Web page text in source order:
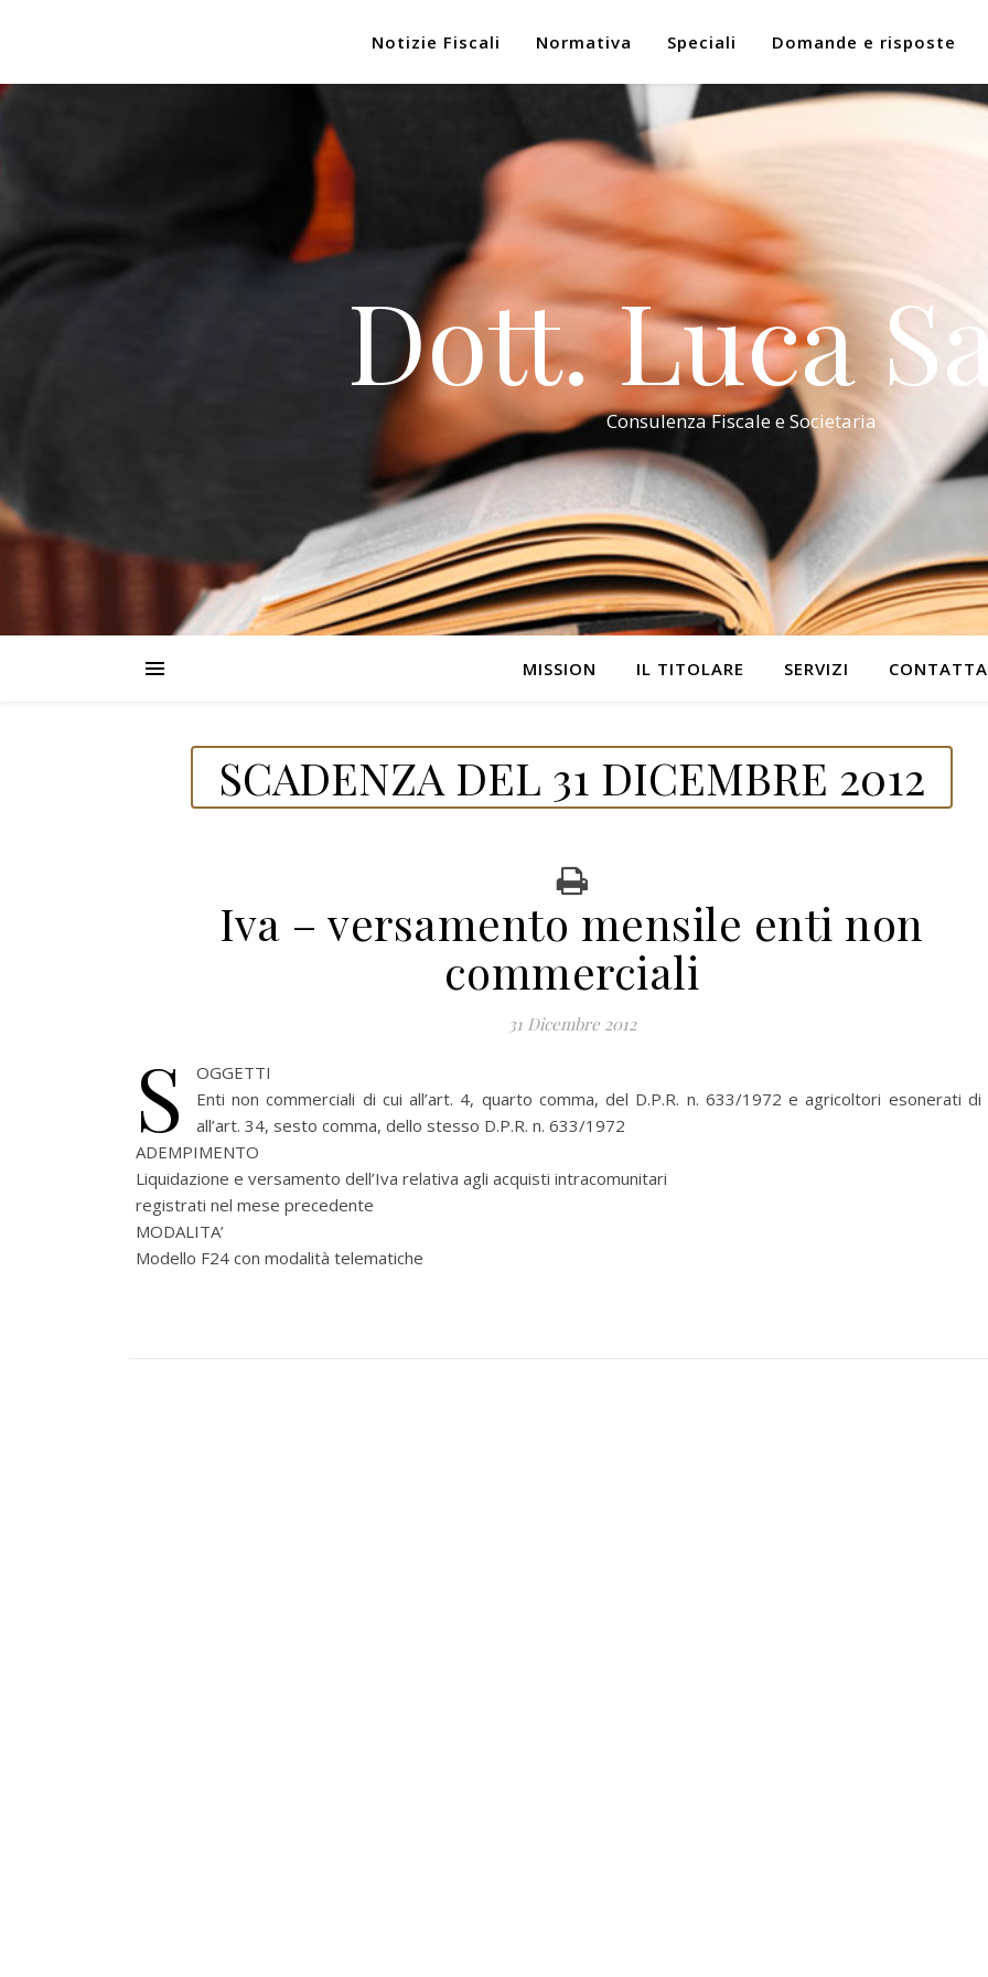
Notizie Fiscali Normativa Speciali Domande e risposte
Dott. Luca
Consulenza Fiscale e Societaria
MISSION IL TITOLARE SERVIZI
SCADENZA DEL 31 DICEMBRE 2012
Iva – versamento mensile enti non
commerciali
31 Dicembre 2012
S
OGGETTI
Enti non commerciali di cui all’art. 4, quarto comma, del D.P.R. n. 633/1972 e agricoltori esonerati di
all’art. 34, sesto comma, dello stesso D.P.R. n. 633/1972
ADEMPIMENTO
Liquidazione e versamento dell’Iva relativa agli acquisti intracomunitari
registrati nel mese precedente
MODALITA’
Modello F24 con modalità telematiche